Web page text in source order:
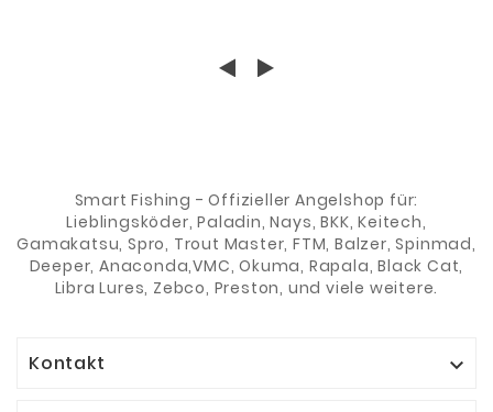
Smart Fishing - Offizieller Angelshop für:
Lieblingsköder, Paladin, Nays, BKK, Keitech,
Gamakatsu, Spro, Trout Master, FTM, Balzer, Spinmad,
Deeper, Anaconda,VMC, Okuma, Rapala, Black Cat,
Libra Lures, Zebco, Preston, und viele weitere.
Kontakt 